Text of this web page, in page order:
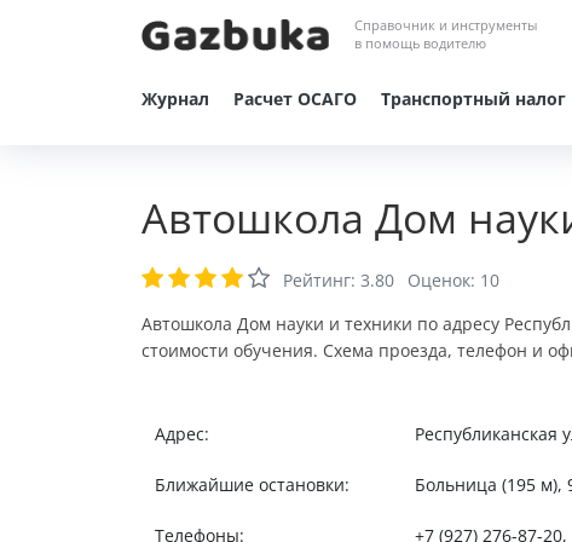
Справочник и инструменты
в помощь водителю
Журнал Расчет ОСАГО Транспортный налог
Автошкола Дом
Рейтинг: 3.80 Оценок: 10
Автошкола Дом науки и техники по адресу
стоимости обучения. Схема проезда, телефон и
Адрес: Республиканская
Ближайшие остановки: Больница (195 м),
Телефоны: +7 (927) 276-87-